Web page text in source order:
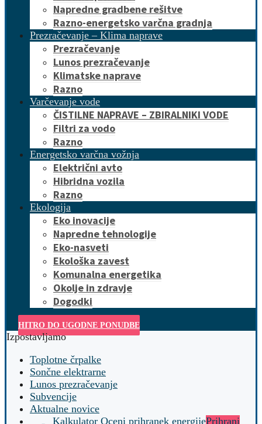
Napredne gradbene rešitve
Razno-energetsko varčna gradnja
Prezračevanje – Klima naprave
Prezračevanje
Lunos prezračevanje
Klimatske naprave
Razno
Varčevanje vode
ČISTILNE NAPRAVE – ZBIRALNIKI VODE
Filtri za vodo
Razno
Energetsko varčna vožnja
Električni avto
Hibridna vozila
Razno
Ekologija
Eko inovacije
Napredne tehnologije
Eko-nasveti
Ekološka zavest
Komunalna energetika
Okolje in zdravje
Dogodki
HITRO DO UGODNE PONUDBE
Izpostavljamo
Toplotne črpalke
Sončne elektrarne
Lunos prezračevanje
Subvencije
Aktualne novice
Kalkulator Oceni prihranek energijePrihrani